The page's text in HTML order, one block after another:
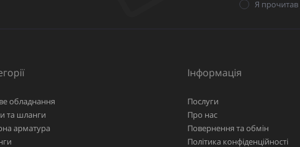
Я прочитав
обладнання
та шланги
арматура
Інформація
Послуги
Про нас
Повернення та обмін
Політика конфіденційності